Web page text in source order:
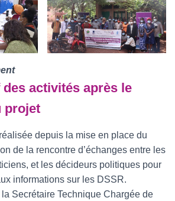
activités après le
projet
depuis la mise en place du
de la rencontre d’échanges entre les
et les décideurs politiques pour
informations sur les DSSR.
Secrétaire Technique Chargée de